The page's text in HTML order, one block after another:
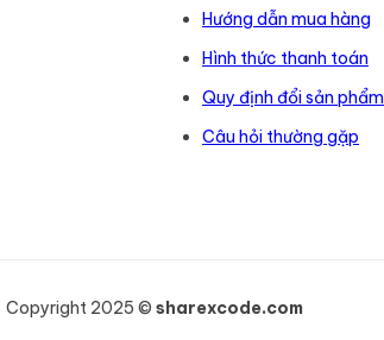
Hướng dẫn mua hàng
Hình thức thanh toán
Quy định đổi sản phẩm
Câu hỏi thường gặp
Copyright 2025 © sharexcode.com